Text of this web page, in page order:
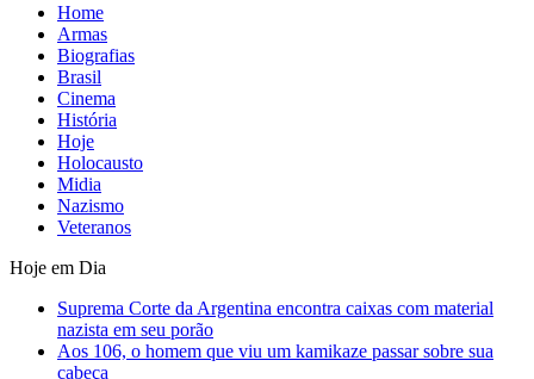
Home
Armas
Biografias
Brasil
Cinema
História
Hoje
Holocausto
Midia
Nazismo
Veteranos
Hoje em Dia
Suprema Corte da Argentina encontra caixas com material
nazista em seu porão
Aos 106, o homem que viu um kamikaze passar sobre sua
cabeça